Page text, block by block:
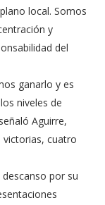
local. Somos
y
del
ganarlo y es
niveles de
Aguirre,
victorias, cuatro
por su